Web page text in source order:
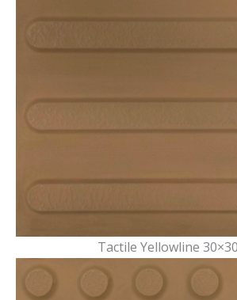
Tactile Yellowline